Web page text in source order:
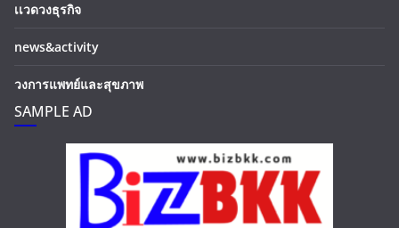
เเวดวงธุรกิจ
news&activity
วงการแพทย์และสุขภาพ
SAMPLE AD